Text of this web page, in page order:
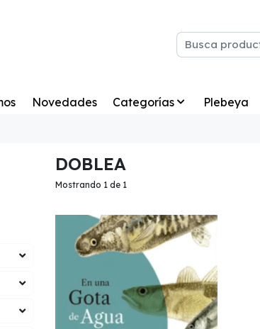
Novedades Categorías Plebeya
DOBLEA
Mostrando 1 de 1